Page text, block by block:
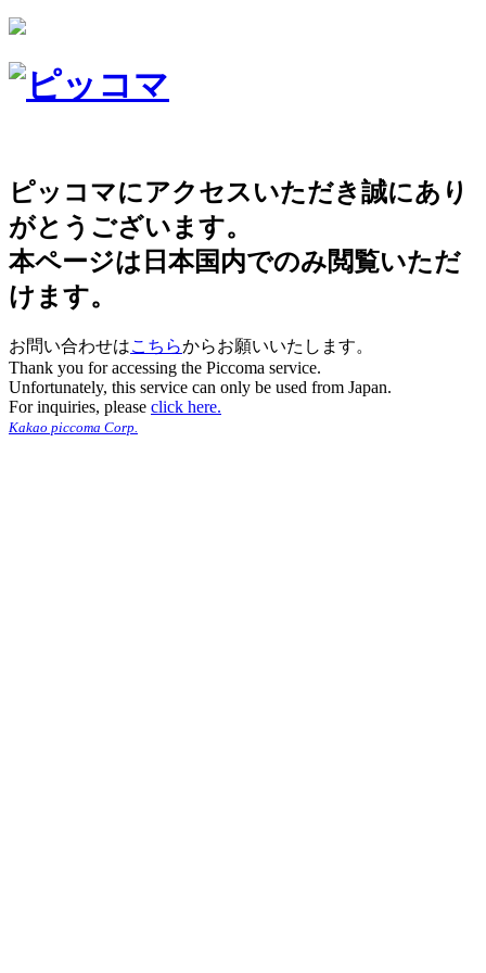
ピッコマにアクセスいただき誠にあり
がとうございます。
本ページは日本国内でのみ閲覧いただ
けます。
お問い合わせはこちらからお願いいたします。
Thank you for accessing the Piccoma service.
Unfortunately, this service can only be used from Japan.
For inquiries, please click here.
Kakao piccoma Corp.